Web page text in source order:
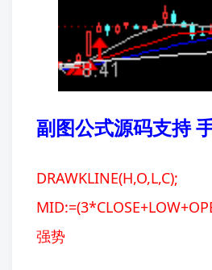
副图公式源码支持
DRAWKLINE(H,O,L,C);
强势